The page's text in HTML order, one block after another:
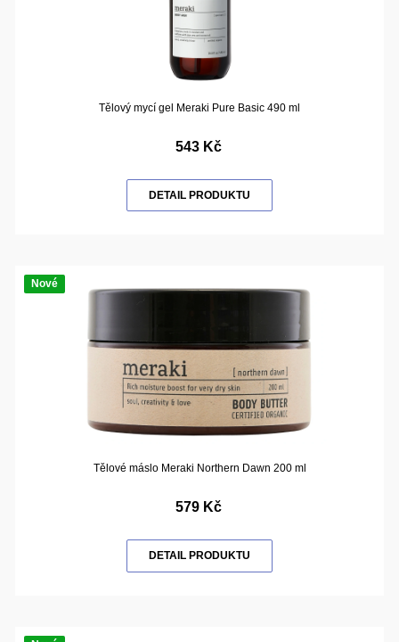
Tělový mycí gel Meraki Pure Basic 490 ml
543 Kč
DETAIL PRODUKTU
Nové
Tělové máslo Meraki Northern Dawn 200 ml
579 Kč
DETAIL PRODUKTU